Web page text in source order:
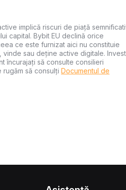
implică riscuri de piață
capital. Bybit EU declină orice
ce este furnizat aici nu constituie
sau deține active digitale.
încurajați să consulte consilieri
să consulți Documentul de